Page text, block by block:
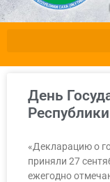
День
«Декларацию о
приняли 27
ежегодно